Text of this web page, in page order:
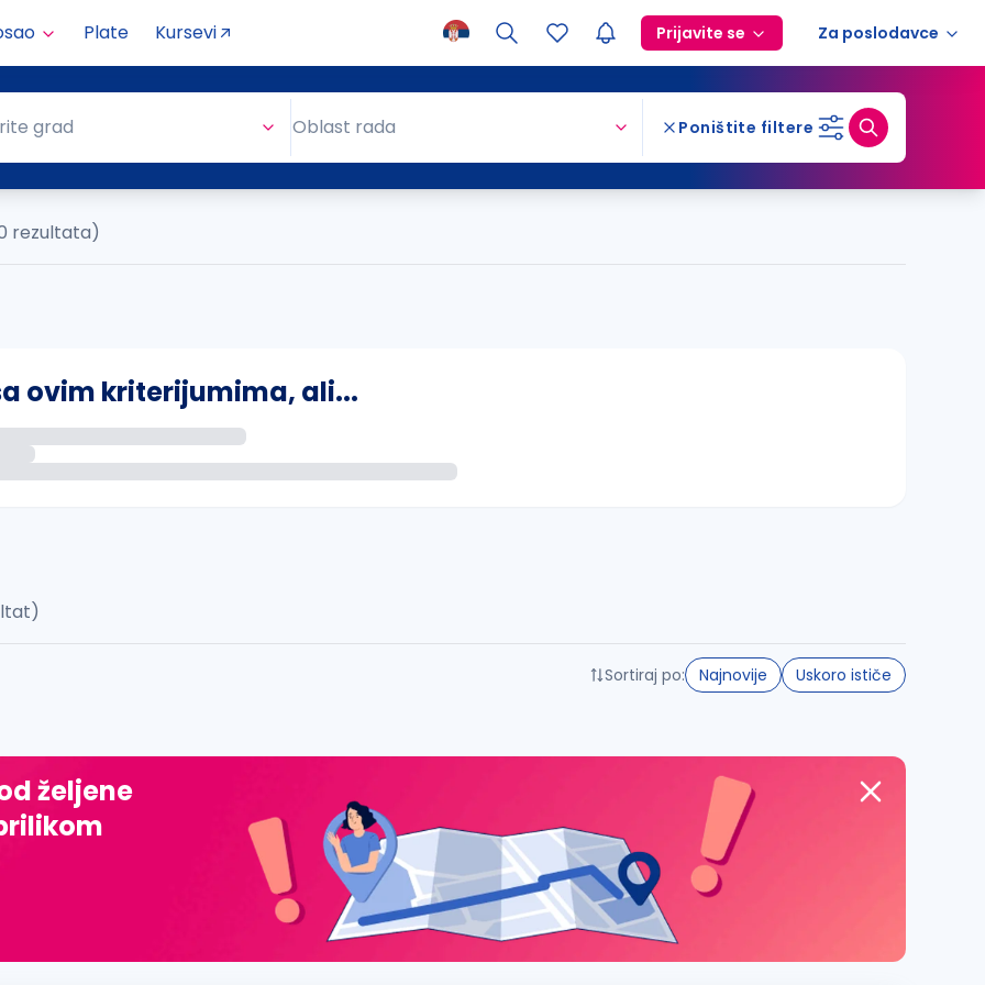
Plate Kursevi Prijavite se Za poslodavce
grad Oblast rada Poništite filtere
rezultata)
ovim kriterijumima, ali...
đ, ž, dž)
Sortiraj po: Najnovije Uskoro ističe
željene